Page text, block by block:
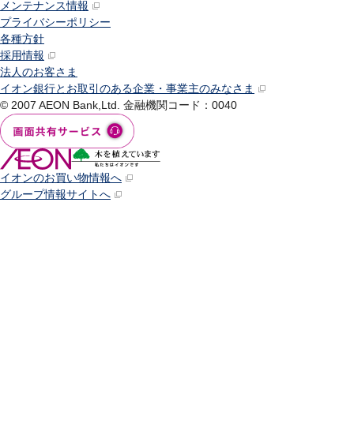
メンテナンス情報
プライバシーポリシー
各種方針
採用情報
法人のお客さま
イオン銀行とお取引のある企業・事業主のみなさま
© 2007 AEON Bank,Ltd. 金融機関コード：0040
イオンのお買い物情報へ
グループ情報サイトへ